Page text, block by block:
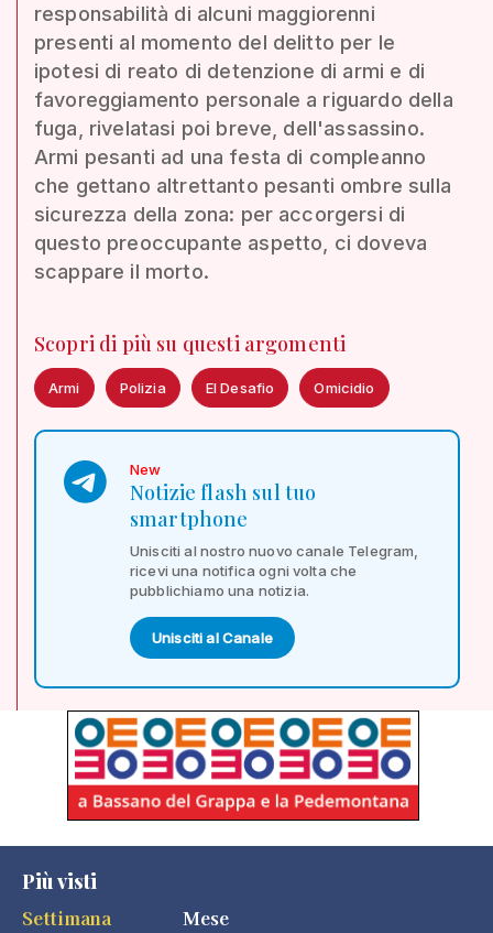
responsabilità di alcuni maggiorenni
presenti al momento del delitto per le
ipotesi di reato di detenzione di armi e di
favoreggiamento personale a riguardo della
fuga, rivelatasi poi breve, dell'assassino.
Armi pesanti ad una festa di compleanno
che gettano altrettanto pesanti ombre sulla
sicurezza della zona: per accorgersi di
questo preoccupante aspetto, ci doveva
scappare il morto.
Scopri di più su questi argomenti
Armi Polizia El Desafio Omicidio
New
Notizie flash sul tuo
smartphone
Unisciti al nostro nuovo canale Telegram,
ricevi una notifica ogni volta che
pubblichiamo una notizia.
Unisciti al Canale
Più visti
Settimana
Mese